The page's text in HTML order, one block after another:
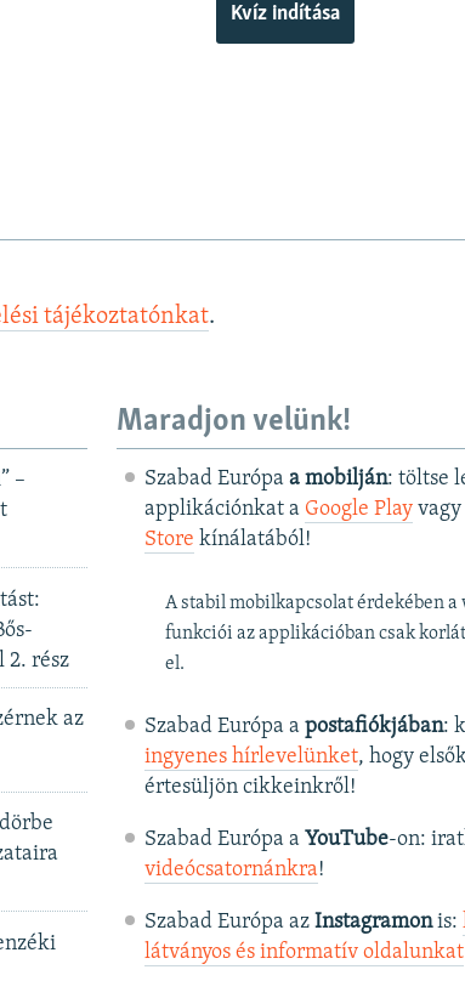
Kvíz indítása
tájékoztatónkat.
–
2. rész
az
Maradjon velünk!
Szabad Európa a mobilján: töltse
applikációnkat a Google Playvagy
Store kínálatából!
A stabil mobilkapcsolat érdekében a
funkciói az applikációban csak
el.
Szabad Európa a postafiókjában:
ingyenes hírlevelünket, hogy
értesüljön cikkeinkről!
Szabad Európa a YouTube-on:
videócsatornánkra!
Szabad Európa az Instagramonis:
látványos és informatív oldalunkat